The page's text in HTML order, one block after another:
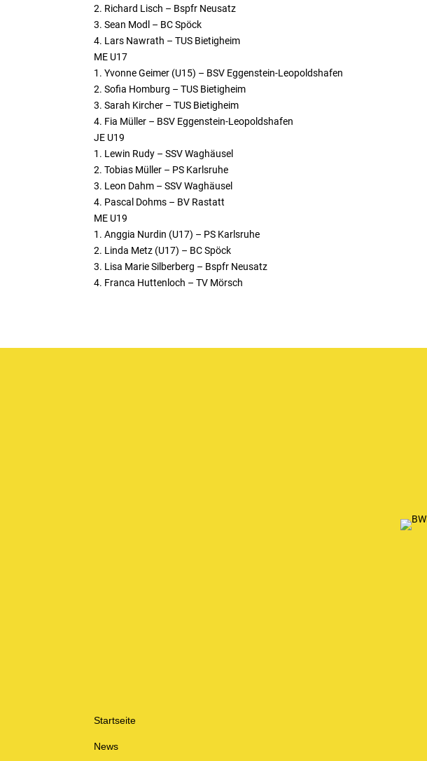
2. Richard Lisch – Bspfr Neusatz
3. Sean Modl – BC Spöck
4. Lars Nawrath – TUS Bietigheim
ME U17
1. Yvonne Geimer (U15) – BSV Eggenstein-Leopoldshafen
2. Sofia Homburg – TUS Bietigheim
3. Sarah Kircher – TUS Bietigheim
4. Fia Müller – BSV Eggenstein-Leopoldshafen
JE U19
1. Lewin Rudy – SSV Waghäusel
2. Tobias Müller – PS Karlsruhe
3. Leon Dahm – SSV Waghäusel
4. Pascal Dohms – BV Rastatt
ME U19
1. Anggia Nurdin (U17) – PS Karlsruhe
2. Linda Metz (U17) – BC Spöck
3. Lisa Marie Silberberg – Bspfr Neusatz
4. Franca Huttenloch – TV Mörsch
Startseite
News